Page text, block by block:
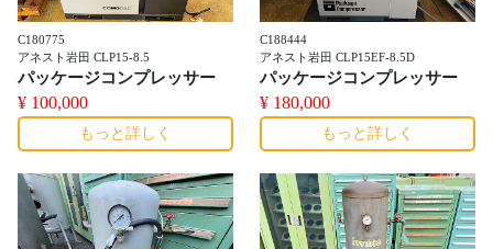
C180775
アネスト岩田 CLP15-8.5
パッケージコンプレッサー
¥ 100,000
もっと詳しく
C188444
アネスト岩田 CLP15EF-8.5D
パッケージコンプレッサー
¥ 180,000
もっと詳しく